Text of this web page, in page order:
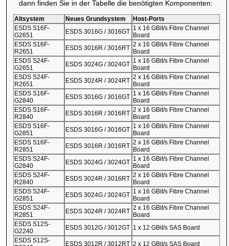
dann finden Sie in der Tabelle die benötigten Komponenten:
Altsystem Neues Grundsystem
Host-Ports
ESDS S16F-
G2651
ESDS 3016G / 3016GT 1 x 16 GBit/s Fibre Channel
Board
ESDS S16F-
R2651
ESDS 3016R / 3016RT 2 x 16 GBit/s Fibre Channel
Board
ESDS S24F-
G2651
ESDS 3024G / 3024GT 1 x 16 GBit/s Fibre Channel
Board
ESDS S24F-
R2651
ESDS 3024R / 3024RT 2 x 16 GBit/s Fibre Channel
Board
ESDS S16F-
G2840
ESDS 3016G / 3016GT 1 x 16 GBit/s Fibre Channel
Board
ESDS S16F-
R2840
ESDS 3016R / 3016RT 2 x 16 GBit/s Fibre Channel
Board
ESDS S16F-
G2851
ESDS 3016G / 3016GT 1 x 16 GBit/s Fibre Channel
Board
ESDS S16F-
R2851
ESDS 3016R / 3016RT 2 x 16 GBit/s Fibre Channel
Board
ESDS S24F-
G2840
ESDS 3024G / 3024GT 1 x 16 GBit/s Fibre Channel
Board
ESDS S24F-
R2840
ESDS 3024R / 3016RT 2 x 16 GBit/s Fibre Channel
Board
ESDS S24F-
G2851
ESDS 3024G / 3024GT 1 x 16 GBit/s Fibre Channel
Board
ESDS S24F-
R2851
ESDS 3024R / 3024RT 2 x 16 GBit/s Fibre Channel
Board
ESDS S12S-
G2240
ESDS 3012G / 3012GT 1 x 12 GBit/s SAS Board
ESDS S12S-
ESDS 3012R / 3012RT 2 x 12 GBit/s SAS Board